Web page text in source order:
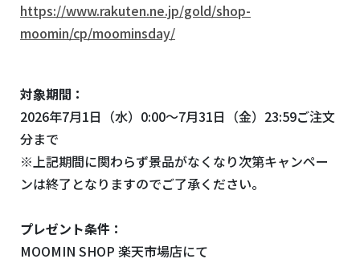
https://www.rakuten.ne.jp/gold/shop-
moomin/cp/moominsday/
対象期間：
2026年7月1日（水）0:00～7月31日（金）23:59ご注文
分まで
※上記期間に関わらず景品がなくなり次第キャンペー
ンは終了となりますのでご了承ください。
プレゼント条件：
MOOMIN SHOP 楽天市場店にて